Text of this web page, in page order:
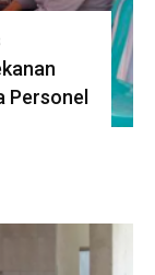
Personel